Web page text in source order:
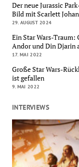
Der neue Jurassic
Bild mit Scarlett
29. AUGUST 2024
Ein Star Wars-Traum:
Andor und Din Djarin
17. MAI 2022
Große Star Wars-
ist gefallen
9. MAI 2022
INTERVIEWS